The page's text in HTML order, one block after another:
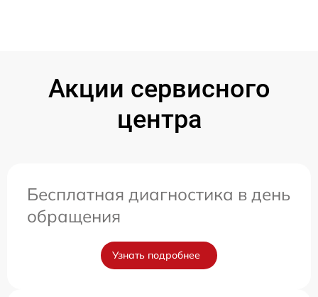
Акции сервисного
центра
Бесплатная диагностика в день
обращения
Узнать подробнее